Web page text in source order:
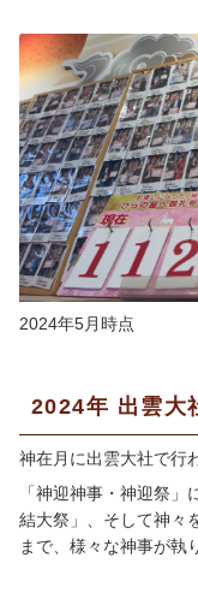
2024年5月時点
2024年 出雲大
神在月に出雲大社で行
「神迎神事・神迎祭
結大祭」、そして神々
まで、様々な神事が執